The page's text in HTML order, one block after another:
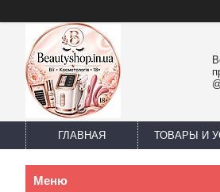
ГЛАВНАЯ ТОВАРЫ И